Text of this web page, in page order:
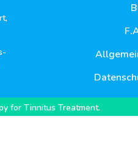
for Tinnitus Treatment.